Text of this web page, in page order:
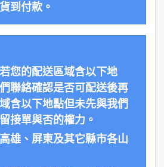
到付款。
您的配送區域含以下地
聯絡確認是否可配送後再
含以下地點但未先與我們
接單與否的權力。
雄、屏東及其它縣市各山